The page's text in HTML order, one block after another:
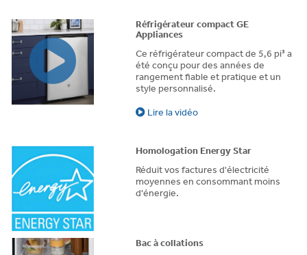
Réfrigérateur compact GE
Appliances
Ce réfrigérateur compact de 5,6 pi³ a
été conçu pour des années de
rangement fiable et pratique et un
style personnalisé.
Lire la vidéo
Homologation Energy Star
Réduit vos factures d'électricité
moyennes en consommant moins
d'énergie.
Bac à collations